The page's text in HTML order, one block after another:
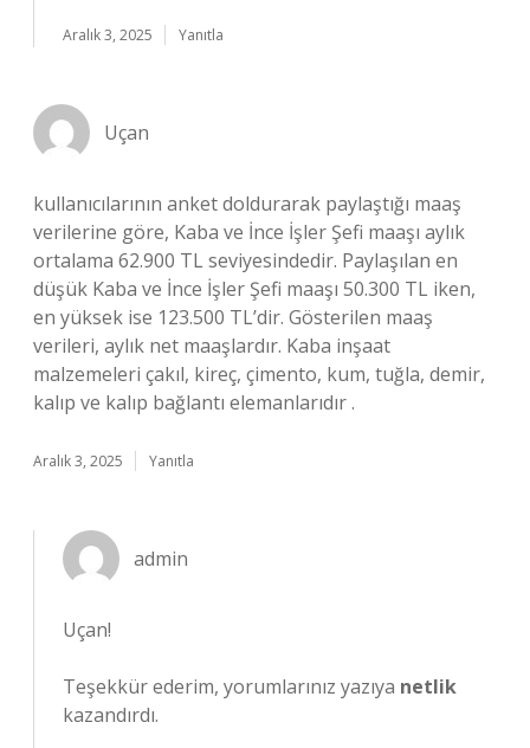
Aralık 3, 2025 Yanıtla
Uçan
kullanıcılarının anket doldurarak paylaştığı maaş
verilerine göre, Kaba ve İnce İşler Şefi maaşı aylık
ortalama 62.900 TL seviyesindedir. Paylaşılan en
düşük Kaba ve İnce İşler Şefi maaşı 50.300 TL iken,
en yüksek ise 123.500 TL’dir. Gösterilen maaş
verileri, aylık net maaşlardır. Kaba inşaat
malzemeleri çakıl, kireç, çimento, kum, tuğla, demir,
kalıp ve kalıp bağlantı elemanlarıdır .
Aralık 3, 2025 Yanıtla
admin
Uçan!
Teşekkür ederim, yorumlarınız yazıya netlik
kazandırdı.